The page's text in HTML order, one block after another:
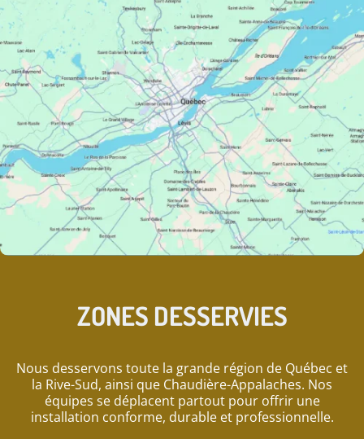
ZONES DESSERVIES
Nous desservons toute la grande région de Québec et
la Rive-Sud, ainsi que Chaudière-Appalaches. Nos
équipes se déplacent partout pour offrir une
installation conforme, durable et professionnelle.